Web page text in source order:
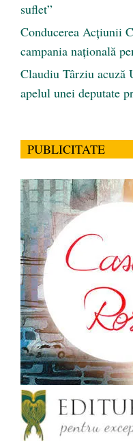
suflet”
Conducerea Acțiunii
campania națională
Claudiu Târziu acuză
apelul unei deputate
PUBLICITATE